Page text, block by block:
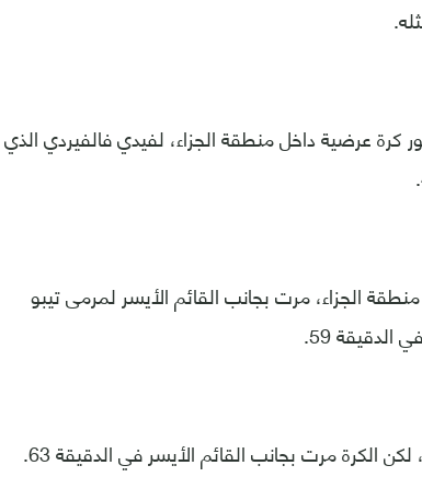
كرة عرضية داخل منطقة الجزاء، لفيدي فالفيردي الذي
الجزاء، مرت بجانب القائم الأيسر لمرمى تيبو
59.
الكرة مرت بجانب القائم الأيسر في الدقيقة 63.